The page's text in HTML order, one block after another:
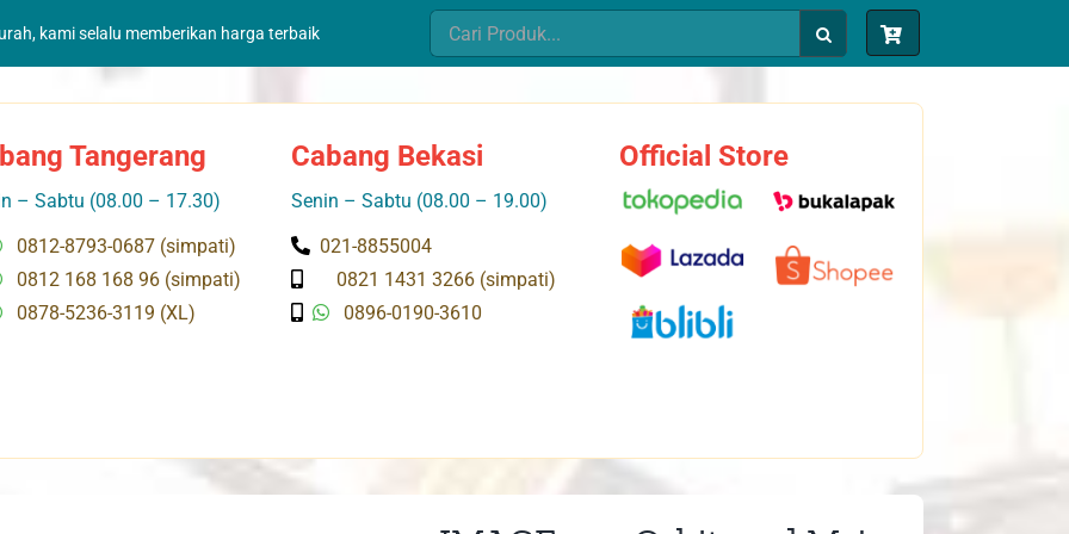
kami selalu memberikan harga terbaik
Search
for:
Tangerang
– Sabtu (08.00 – 17.30)
0812-8793-0687 (simpati)
0812 168 168 96 (simpati)
0878-5236-3119 (XL)
Cabang Bekasi
Senin – Sabtu (08.00 – 19.00)
021-8855004
0821 1431 3266 (simpati)
0896-0190-3610
Official Store